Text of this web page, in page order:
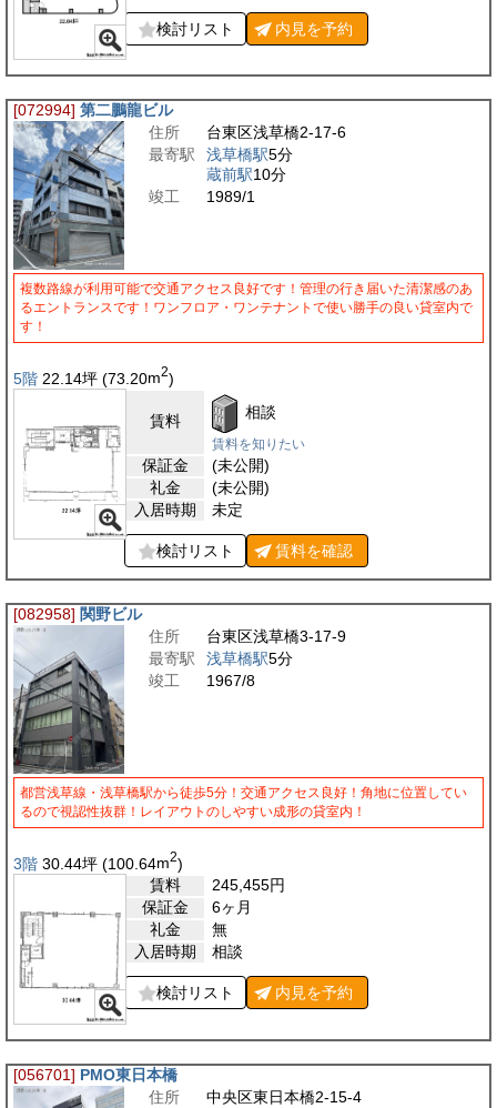
検討リスト 内見を予約
[072994] 第二鵬龍ビル
住所
台東区浅草橋2-17-6
最寄駅
浅草橋駅5分
蔵前駅10分
竣工
1989/1
複数路線が利用可能で交通アクセス良好です！管理の行き届いた清潔感のあ
るエントランスです！ワンフロア・ワンテナントで使い勝手の良い貸室内で
す！
5階 22.14坪 (73.20m2)
賃料 相談
賃料を知りたい
保証金
(未公開)
礼金
(未公開)
入居時期
未定
検討リスト 賃料を確認
[082958] 関野ビル
住所
台東区浅草橋3-17-9
最寄駅
浅草橋駅5分
竣工
1967/8
都営浅草線・浅草橋駅から徒歩5分！交通アクセス良好！角地に位置してい
るので視認性抜群！レイアウトのしやすい成形の貸室内！
3階 30.44坪 (100.64m2)
賃料
245,455円
保証金
6ヶ月
礼金
無
入居時期
相談
検討リスト 内見を予約
[056701] PMO東日本橋
住所
中央区東日本橋2-15-4